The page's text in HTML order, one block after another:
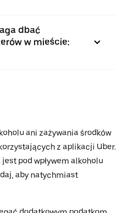
dbać
w mieście:
ani zażywania środków
z aplikacji Uber.
pod wpływem alkoholu
aby natychmiast